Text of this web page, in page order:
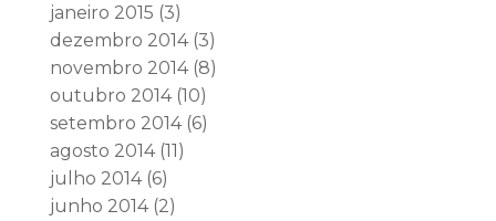
janeiro 2015 (3)
dezembro 2014(3)
novembro 2014(8)
outubro 2014(10)
setembro 2014(6)
agosto 2014(11)
julho 2014(6)
junho 2014(2)